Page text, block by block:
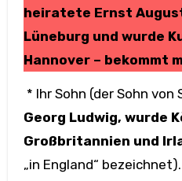
heiratete Ernst
Lüneburg und wurde
Hannover – bekommt
* Ihr Sohn (der Sohn von
Georg Ludwig, wurde
Großbritannien und
„in England“ bezeichnet).